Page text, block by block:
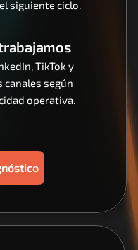
siguiente ciclo.
TikTok y
canales según
operativa.